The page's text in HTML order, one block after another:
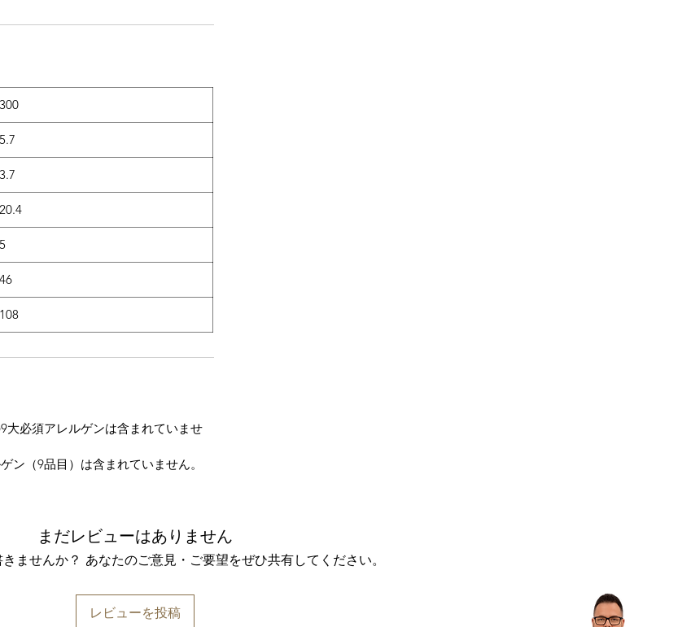
300
5.7
3.7
20.4
5
46
108
大必須アレルゲンは含まれていませ
ン（9品目）は含まれていません。
まだレビューはありません
ませんか？ あなたのご意見・ご要望をぜひ共有してください。
レビューを投稿